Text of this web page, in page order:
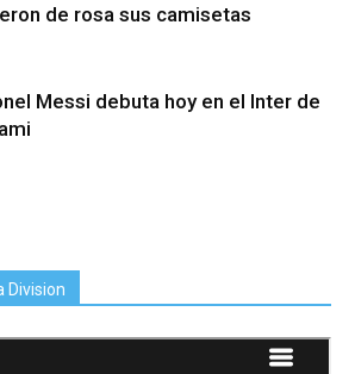
de rosa sus camisetas
Messi debuta hoy en el Inter de
Division